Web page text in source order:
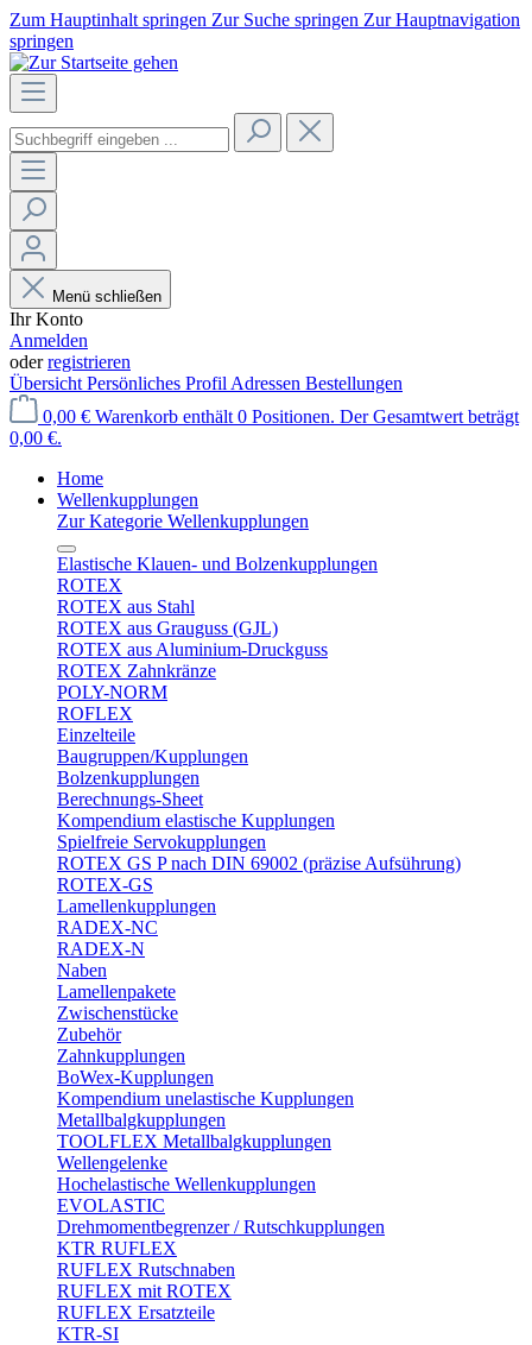
Zum Hauptinhalt springen Zur Suche springen Zur Hauptnavigation
springen
Menü schließen
Ihr Konto
Anmelden
oderregistrieren
Übersicht Persönliches Profil Adressen Bestellungen
0,00 € Warenkorb enthält 0 Positionen. Der Gesamtwert beträgt
0,00 €.
Home
Wellenkupplungen
Zur Kategorie Wellenkupplungen
Elastische Klauen- und Bolzenkupplungen
ROTEX
ROTEX aus Stahl
ROTEX aus Grauguss (GJL)
ROTEX aus Aluminium-Druckguss
ROTEX Zahnkränze
POLY-NORM
ROFLEX
Einzelteile
Baugruppen/Kupplungen
Bolzenkupplungen
Berechnungs-Sheet
Kompendium elastische Kupplungen
Spielfreie Servokupplungen
ROTEX GS P nach DIN 69002 (präzise Aufsührung)
ROTEX-GS
Lamellenkupplungen
RADEX-NC
RADEX-N
Naben
Lamellenpakete
Zwischenstücke
Zubehör
Zahnkupplungen
BoWex-Kupplungen
Kompendium unelastische Kupplungen
Metallbalgkupplungen
TOOLFLEX Metallbalgkupplungen
Wellengelenke
Hochelastische Wellenkupplungen
EVOLASTIC
Drehmomentbegrenzer / Rutschkupplungen
KTR RUFLEX
RUFLEX Rutschnaben
RUFLEX mit ROTEX
RUFLEX Ersatzteile
KTR-SI